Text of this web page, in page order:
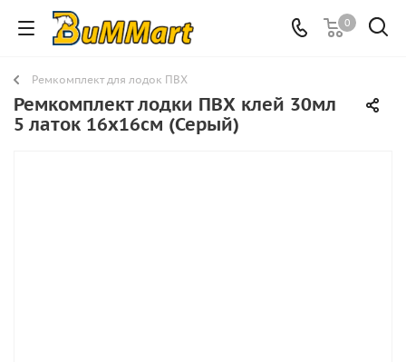
0
Ремкомплект для лодок ПВХ
Ремкомплект лодки ПВХ клей 30мл
5 латок 16х16см (Серый)